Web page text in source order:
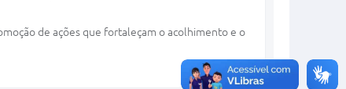
de ações que fortaleçam o acolhimento e o